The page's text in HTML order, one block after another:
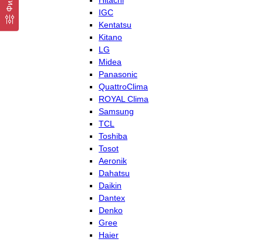
IGC
Kentatsu
Kitano
LG
Midea
Panasonic
QuattroClima
ROYAL Clima
Samsung
TCL
Toshiba
Tosot
Aeronik
Dahatsu
Daikin
Dantex
Denko
Gree
Haier